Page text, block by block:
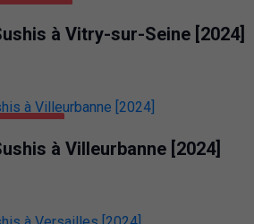
à Vitry-sur-Seine [2024]
à Villeurbanne [2024]